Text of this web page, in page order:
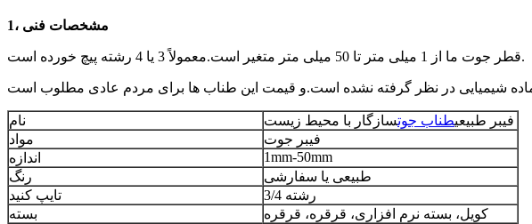
1، مشخصات فنی
قطر جوت ما از 1 میلی متر تا 50 میلی متر متغیر است.معمولاً 3 یا 4 رشته پیچ خورده است.
نام فیبر طبیعیطناب جوتسازگار با محیط زیست
مواد
فیبر جوت
اندازه
1mm-50mm
رنگ
طبیعی یا سفارشی
تایپ کنید
3/4 رشته
بسته
کویل، بسته نرم افزاری، قرقره، قرقره